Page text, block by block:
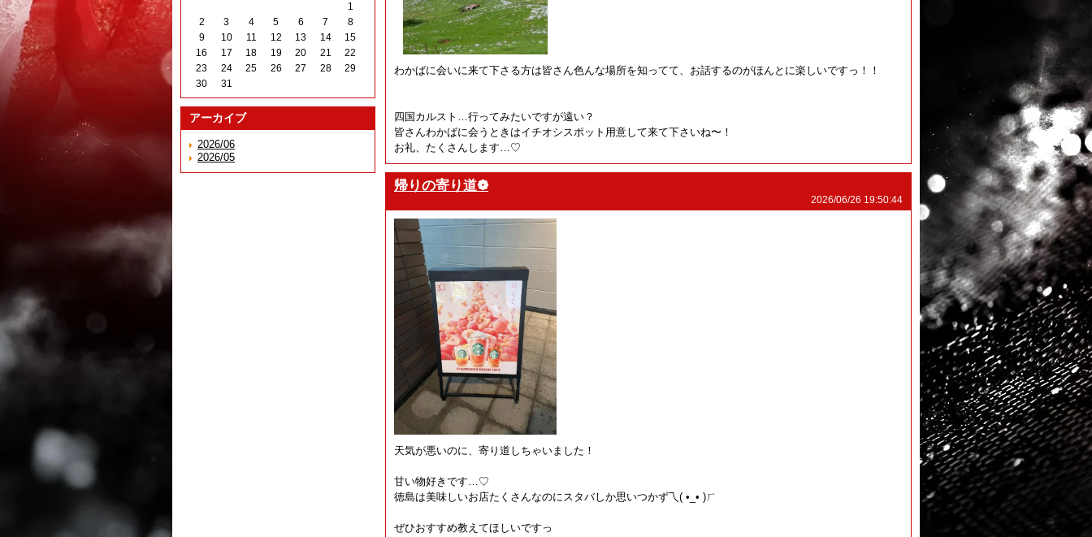
1
2
3 4 5 6 7
8
9
10 11 12 13 14
15
16
17 18 19 20 21
22
23
24 25 26 27 28
29
30
31
アーカイブ
2026/06
2026/05
わかばに会いに来て下さる方は皆さん色んな場所を知ってて、お話するのがほんとに楽しいですっ！！
四国カルスト…行ってみたいですが遠い？
皆さんわかばに会うときはイチオシスポット用意して来て下さいね〜！
お礼、たくさんします…♡
帰りの寄り道❁
2026/06/26 19:50:44
天気が悪いのに、寄り道しちゃいました！
甘い物好きです…♡
徳島は美味しいお店たくさんなのにスタバしか思いつかず乁⁠(⁠ ⁠•⁠_⁠•⁠ ⁠)⁠ㄏ
ぜひおすすめ教えてほしいですっ